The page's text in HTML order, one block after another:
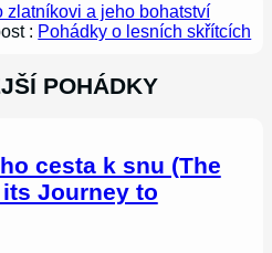
zlatníkovi a jeho bohatství
: Pohádky o lesních skřítcích
POHÁDKY
cesta k snu (The
Journey to